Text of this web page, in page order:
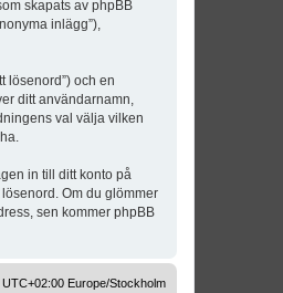
skapats av phpBB
inlägg”),
lösenord”) och en
ditt användarnamn,
val välja vilken
in till ditt konto på
Om du glömmer
sen kommer phpBB
Europe/Stockholm